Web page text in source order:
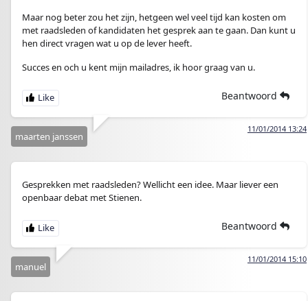
Maar nog beter zou het zijn, hetgeen wel veel tijd kan kosten om
met raadsleden of kandidaten het gesprek aan te gaan. Dan kunt u
hen direct vragen wat u op de lever heeft.
Succes en och u kent mijn mailadres, ik hoor graag van u.
Beantwoord
11/01/2014 13:24
maarten janssen
Gesprekken met raadsleden? Wellicht een idee. Maar liever een
openbaar debat met Stienen.
Beantwoord
11/01/2014 15:10
manuel